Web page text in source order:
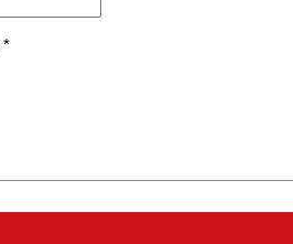
*